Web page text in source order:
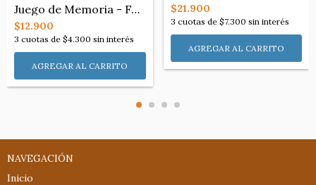
Juego de Memoria - FAUNA de la Patagonia
$12.900
3 cuotas de $4.300 sin interés
$21.900
3 cuotas de $7.300 sin interés
NAVEGACIÓN
Inicio